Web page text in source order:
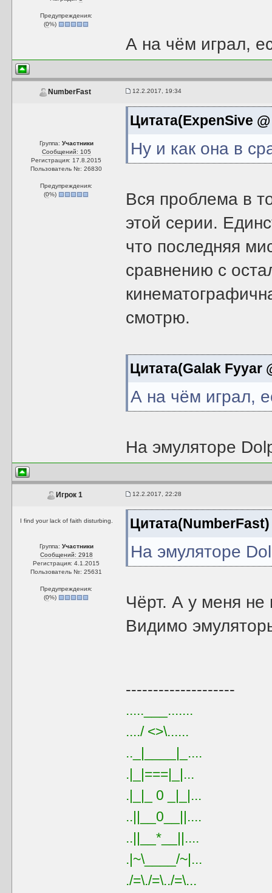
Предупреждения:
(0%)
А на чём играл,
NumberFast 12.2.2017, 19:34
Группа: Участники
Сообщений: 105
Регистрация: 17.8.2015
Пользователь №: 26830
Предупреждения:
(0%)
Цитата(ExpenSive
Ну и как она в
Вся проблема в
этой серии.
что последняя
сравнению с
смотрю.
Цитата(Galak Fyyar
А на чём играл,
На эмуляторе
Игрок 1 12.2.2017, 22:28
I find your lack of faith disturbing.
Группа: Участники
Сообщений: 2918
Регистрация: 4.1.2015
Пользователь №: 25631
Предупреждения:
(0%)
Цитата(NumberFast)
На эмуляторе
Чёрт. А у меня не
Видимо
--------------------
.....___.......
..../ <>\......
.._|____|_....
.|_|===|_|...
.|_|_ 0 _|_|...
..||__0__||....
..||__*__||....
.|~\____/~|...
./=\./=\../=\...